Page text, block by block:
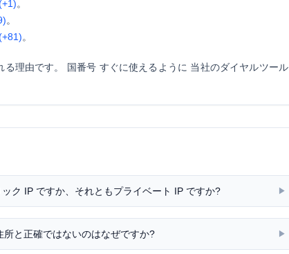
。
。
。
る理由です。 国番号 すぐに使えるように 当社のダイヤルツー
ク IP ですか、それともプライベート IP ですか? ▶
所と正確ではないのはなぜですか? ▶